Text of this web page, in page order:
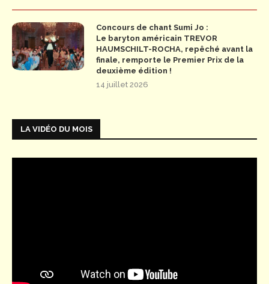
Concours de chant Sumi Jo :
Le baryton américain TREVOR
HAUMSCHILT-ROCHA, repêché avant la
finale, remporte le Premier Prix de la
deuxième édition !
14 juillet 2026
LA VIDÉO DU MOIS